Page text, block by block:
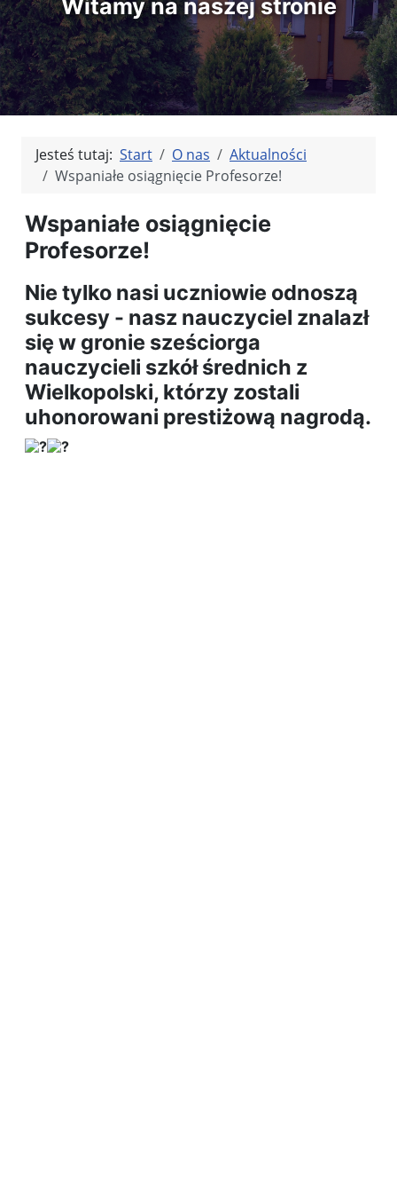
Witamy na naszej stronie
Jesteś tutaj: Start O nas
Aktualności
Wspaniałe osiągnięcie Profesorze!
Wspaniałe osiągnięcie
Profesorze!
Nie tylko nasi uczniowie odnoszą
sukcesy - nasz nauczyciel znalazł
się w gronie sześciorga
nauczycieli szkół średnich z
Wielkopolski, którzy zostali
uhonorowani prestiżową nagrodą.